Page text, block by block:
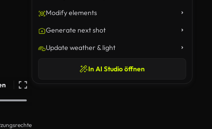
Modify elements
Generate next shot
Update weather & light
In AI Studio öffnen